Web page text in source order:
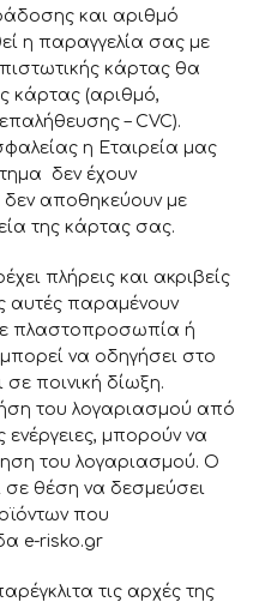
και αριθμό
η παραγγελία σας με
κάρτας θα
κάρτας (αριθμό,
– CVC).
η Εταιρεία μας
δεν έχουν
αποθηκεύουν με
της κάρτας σας.
πλήρεις και ακριβείς
αυτές παραμένουν
πλαστοπροσωπία ή
να οδηγήσει στο
σε ποινική δίωξη.
του λογαριασμού από
μπορούν να
του λογαριασμού. Ο
σε θέση να δεσμεύσει
που
e-risko.gr
τις αρχές της